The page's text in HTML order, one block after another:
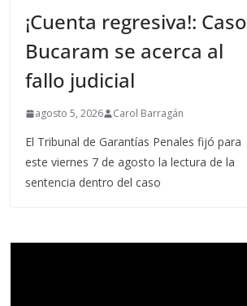
¡Cuenta regresiva!: Caso
Bucaram se acerca al
fallo judicial
agosto 5, 2026 Carol Barragán
El Tribunal de Garantías Penales fijó para
este viernes 7 de agosto la lectura de la
sentencia dentro del caso